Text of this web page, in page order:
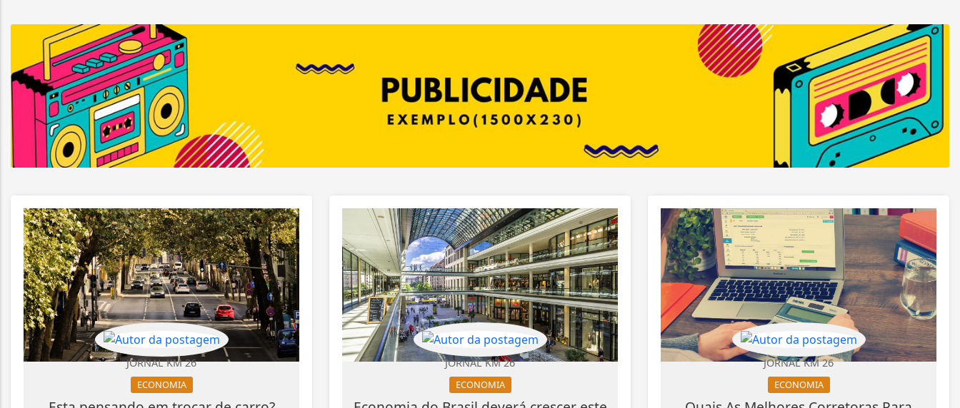
JORNAL KM 26
ECONOMIA
JORNAL KM 26
ECONOMIA
JORNAL KM 26
ECONOMIA